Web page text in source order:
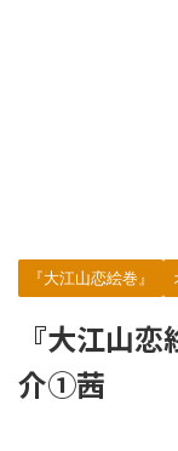
『大江山恋絵巻』
『大江山
介①茜